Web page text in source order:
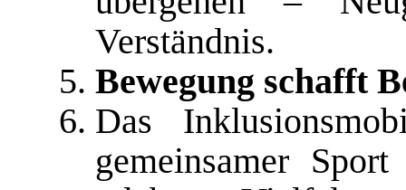
Verständnis.
Bewegung schafft
Das
gemeinsamer